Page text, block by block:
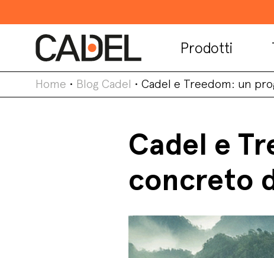
Prodotti
Home • Blog Cadel • Cadel e Treedom: un
Cadel e
concreto